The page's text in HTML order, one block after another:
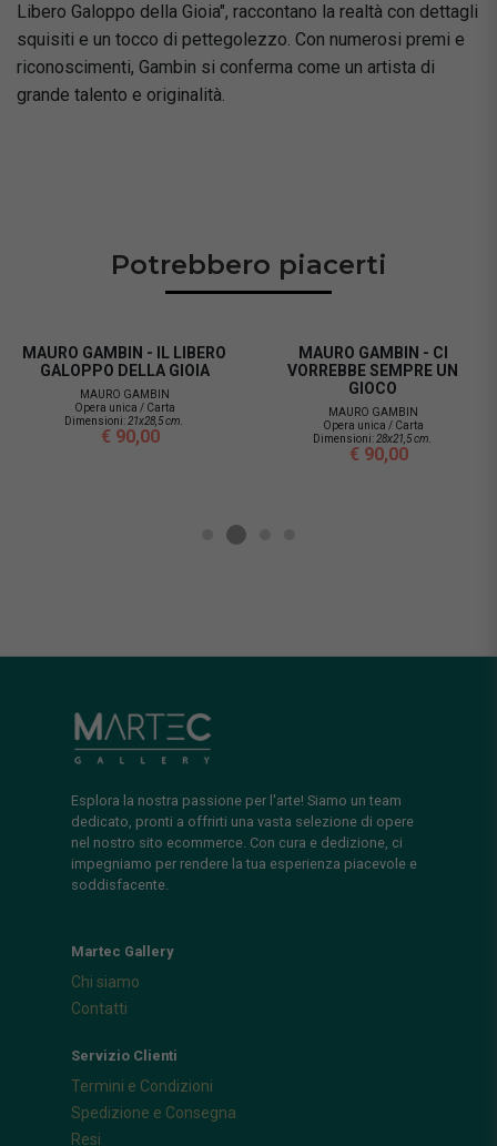
Libero Galoppo della Gioia", raccontano la realtà con dettagli
squisiti e un tocco di pettegolezzo. Con numerosi premi e
riconoscimenti, Gambin si conferma come un artista di
grande talento e originalità.
Potrebbero piacerti
MAURO GAMBIN - IL LIBERO
GALOPPO DELLA GIOIA
MAURO GAMBIN
Opera unica / Carta
Dimensioni: 21x28,5 cm.
€ 90,00
MAURO GAMBIN - CI
VORREBBE SEMPRE UN
GIOCO
MAURO GAMBIN
Opera unica / Carta
Dimensioni: 28x21,5 cm.
€ 90,00
Esplora la nostra passione per l'arte! Siamo un team
dedicato, pronti a offrirti una vasta selezione di opere
nel nostro sito ecommerce. Con cura e dedizione, ci
impegniamo per rendere la tua esperienza piacevole e
soddisfacente.
Martec Gallery
Chi siamo
Contatti
Servizio Clienti
Termini e Condizioni
Spedizione e Consegna
Resi